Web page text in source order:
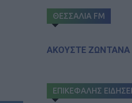
ΘΕΣΣΑΛΙΑ FM
ΑΚΟΥΣΤΕ ΖΩΝΤΑΝΑ
ΕΠΙΚΕΦΑΛΗΣ